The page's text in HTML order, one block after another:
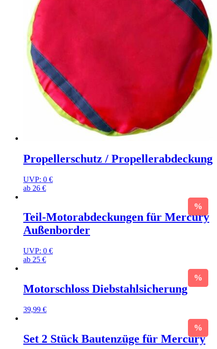
Propellerschutz / Propellerabdeckung
UVP: 0 €
ab 26 €
Teil-Motorabdeckungen für Mercury
Außenborder
UVP: 0 €
ab 25 €
Motorschloss Diebstahlsicherung
39,99 €
Set 2 Stück Bautenzüge für Mercury